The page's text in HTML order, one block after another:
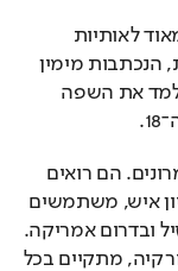
שמות האותיות בארמית המזרחית דומים מאוד לאותיות
העבריות: אולף, בית, גומל, דולת. 22 אותיות, הנכתבות מימין
לשמאל. "אם אני לומד אנגלית, למה שלא אלמד את השפה
על פי ההערכות, יש בעולם כעשרה מיליון מרונים. הם רואים
עצמם ארמים, אף שרק מיעוטם, כחצי מיליון איש, משתמשים
בארמית כשפה המדוברת. רובם חיים בברזיל ובדרום אמריקה.
בקמשלי שבסוריה, לא רחוק מהגבול עם טורקיה, מתקיים בכל